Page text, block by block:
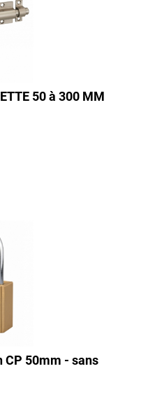
50 à 300 MM
CP 50mm - sans